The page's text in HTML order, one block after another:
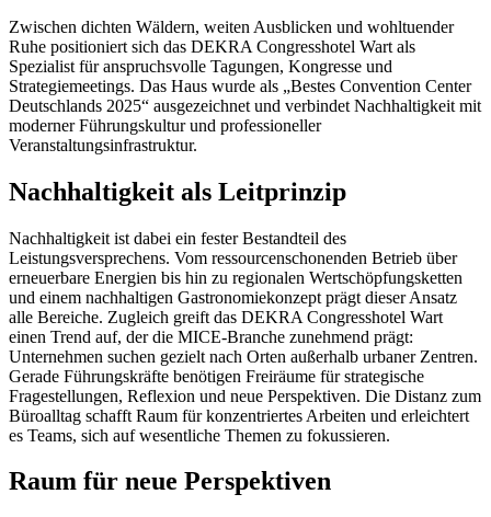
Zwischen dichten Wäldern, weiten Ausblicken und wohltuender
Ruhe positioniert sich das DEKRA Congresshotel Wart als
Spezialist für anspruchsvolle Tagungen, Kongresse und
Strategiemeetings. Das Haus wurde als „Bestes Convention Center
Deutschlands 2025“ ausgezeichnet und verbindet Nachhaltigkeit mit
moderner Führungskultur und professioneller
Veranstaltungsinfrastruktur.
Nachhaltigkeit als Leitprinzip
Nachhaltigkeit ist dabei ein fester Bestandteil des
Leistungsversprechens. Vom ressourcenschonenden Betrieb über
erneuerbare Energien bis hin zu regionalen Wertschöpfungsketten
und einem nachhaltigen Gastronomiekonzept prägt dieser Ansatz
alle Bereiche. Zugleich greift das DEKRA Congresshotel Wart
einen Trend auf, der die MICE-Branche zunehmend prägt:
Unternehmen suchen gezielt nach Orten außerhalb urbaner Zentren.
Gerade Führungskräfte benötigen Freiräume für strategische
Fragestellungen, Reflexion und neue Perspektiven. Die Distanz zum
Büroalltag schafft Raum für konzentriertes Arbeiten und erleichtert
es Teams, sich auf wesentliche Themen zu fokussieren.
Raum für neue Perspektiven